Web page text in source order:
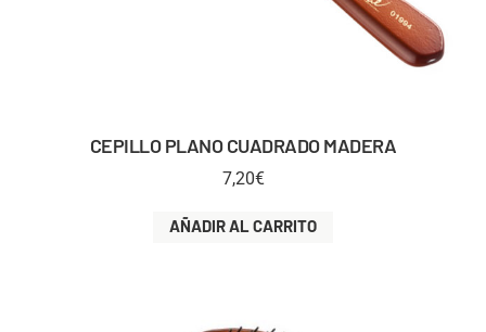
CEPILLO PLANO CUADRADO MADERA
7,20€
AÑADIR AL CARRITO